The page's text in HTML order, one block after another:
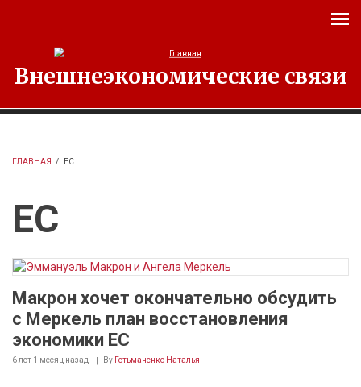
Внешнеэкономические связи
ГЛАВНАЯ / ЕС
ЕС
Макрон хочет окончательно обсудить
с Меркель план восстановления
экономики ЕС
6 лет 1 месяц назад By Гетьманенко Наталья